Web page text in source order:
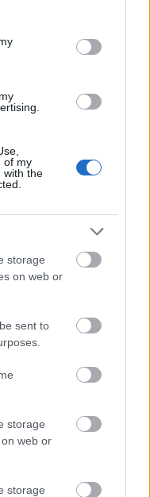
its third-party tags to
in below Google
of my
with the
storage
on web or
sent to
storage
web or
storage
στο
– Τι αλλάζει
στη
τα